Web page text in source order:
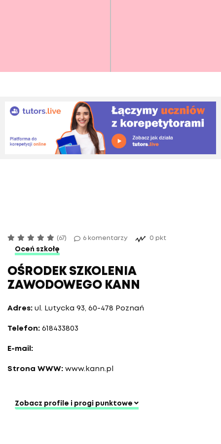
(67) 6 komentarzy 0 pkt
Oceń szkołę
OŚRODEK SZKOLENIA
ZAWODOWEGO KANN
Adres: ul. Lutycka 93, 60-478 Poznań
Telefon: 618433803
E-mail:
Strona WWW: www.kann.pl
Zobacz profile i progi punktowe